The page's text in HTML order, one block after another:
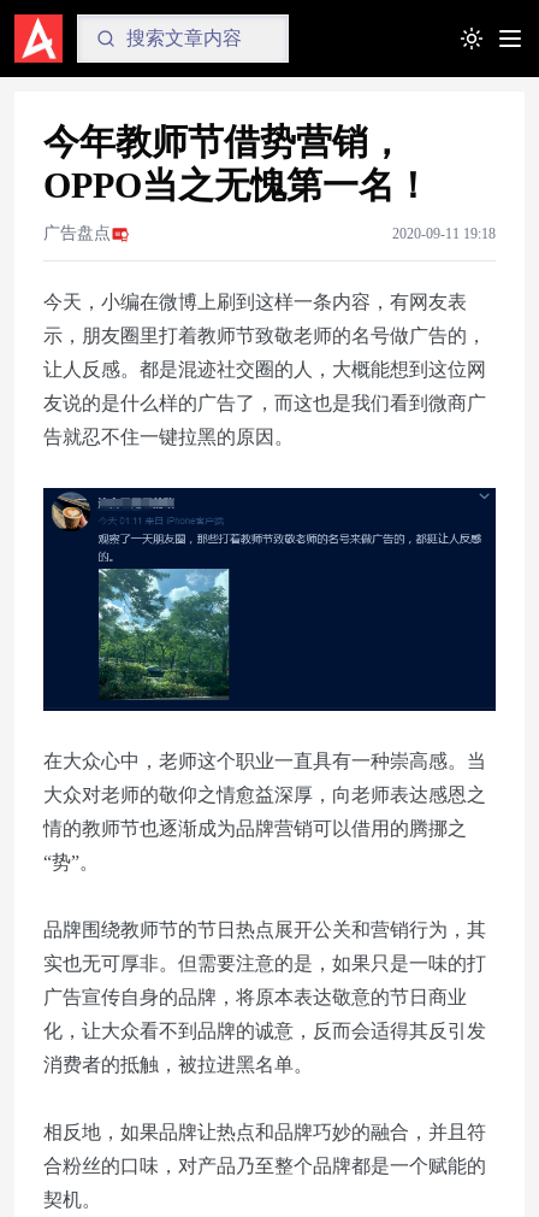
Toggle
今年教师节借势营销，
OPPO当之无愧第一名！
广告盘点 2020-09-11 19:18
今天，小编在微博上刷到这样一条内容，有网友表
示，朋友圈里打着教师节致敬老师的名号做广告的，
让人反感。都是混迹社交圈的人，大概能想到这位网
友说的是什么样的广告了，而这也是我们看到微商广
告就忍不住一键拉黑的原因。
在大众心中，老师这个职业一直具有一种崇高感。当
大众对老师的敬仰之情愈益深厚，向老师表达感恩之
情的教师节也逐渐成为品牌营销可以借用的腾挪之
“势”。
品牌围绕教师节的节日热点展开公关和营销行为，其
实也无可厚非。但需要注意的是，如果只是一味的打
广告宣传自身的品牌，将原本表达敬意的节日商业
化，让大众看不到品牌的诚意，反而会适得其反引发
消费者的抵触，被拉进黑名单。
相反地，如果品牌让热点和品牌巧妙的融合，并且符
合粉丝的口味，对产品乃至整个品牌都是一个赋能的
契机。